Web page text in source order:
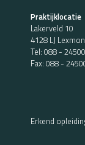
Praktijklocatie
Lakerveld 10
4128 LJ
Tel: 088 -
Fax: 088 -
Erkend